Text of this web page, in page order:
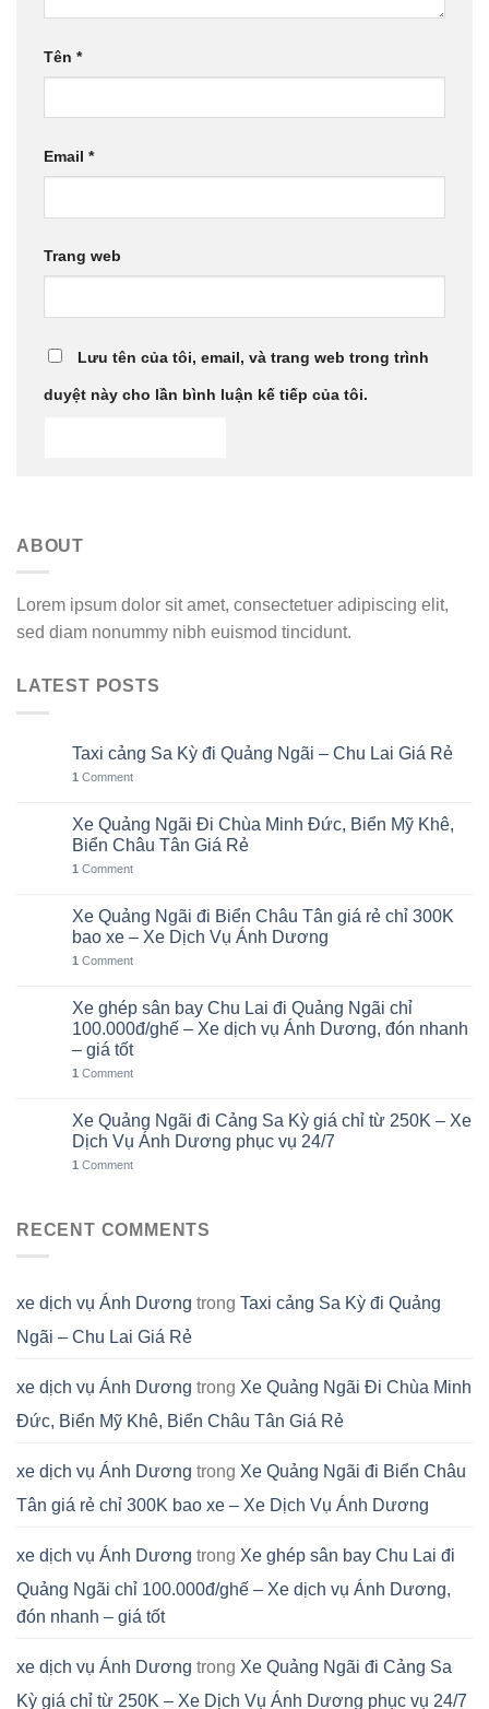
Tên *
Email *
Trang web
Lưu tên của tôi, email, và trang web trong trình
duyệt này cho lần bình luận kế tiếp của tôi.
ABOUT
Lorem ipsum dolor sit amet, consectetuer adipiscing elit,
sed diam nonummy nibh euismod tincidunt.
LATEST POSTS
Taxi cảng Sa Kỳ đi Quảng Ngãi – Chu Lai Giá Rẻ
1 Comment
Xe Quảng Ngãi Đi Chùa Minh Đức, Biển Mỹ Khê,
Biển Châu Tân Giá Rẻ
1 Comment
Xe Quảng Ngãi đi Biển Châu Tân giá rẻ chỉ 300K
bao xe – Xe Dịch Vụ Ánh Dương
1 Comment
Xe ghép sân bay Chu Lai đi Quảng Ngãi chỉ
100.000đ/ghế – Xe dịch vụ Ánh Dương, đón nhanh
– giá tốt
1 Comment
Xe Quảng Ngãi đi Cảng Sa Kỳ giá chỉ từ 250K – Xe
Dịch Vụ Ánh Dương phục vụ 24/7
1 Comment
RECENT COMMENTS
xe dịch vụ Ánh Dương trong Taxi cảng Sa Kỳ đi Quảng
Ngãi – Chu Lai Giá Rẻ
xe dịch vụ Ánh Dương trong Xe Quảng Ngãi Đi Chùa Minh
Đức, Biển Mỹ Khê, Biển Châu Tân Giá Rẻ
xe dịch vụ Ánh Dương trong Xe Quảng Ngãi đi Biển Châu
Tân giá rẻ chỉ 300K bao xe – Xe Dịch Vụ Ánh Dương
xe dịch vụ Ánh Dương trong Xe ghép sân bay Chu Lai đi
Quảng Ngãi chỉ 100.000đ/ghế – Xe dịch vụ Ánh Dương,
đón nhanh – giá tốt
xe dịch vụ Ánh Dương trong Xe Quảng Ngãi đi Cảng Sa
Kỳ giá chỉ từ 250K – Xe Dịch Vụ Ánh Dương phục vụ 24/7